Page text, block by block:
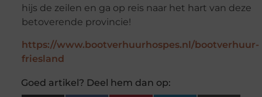
hijs de zeilen en ga op reis naar het hart van deze
betoverende provincie!
https://www.bootverhuurhospes.nl/bootverhuur-
friesland
Goed artikel? Deel hem dan op: